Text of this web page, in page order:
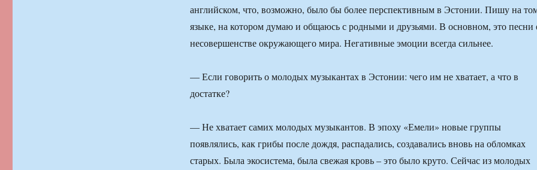
английском, что, возможно, было бы более перспективным в Эстонии. Пишу на
языке, на котором думаю и общаюсь с родными и друзьями. В основном, это песни
несовершенстве окружающего мира. Негативные эмоции всегда сильнее.
— Если говорить о молодых музыкантах в Эстонии: чего им не хватает, а что в
достатке?
— Не хватает самих молодых музыкантов. В эпоху «Емели» новые группы
появлялись, как грибы после дождя, распадались, создавались вновь на обломках
старых. Была экосистема, была свежая кровь – это было круто. Сейчас из молодых